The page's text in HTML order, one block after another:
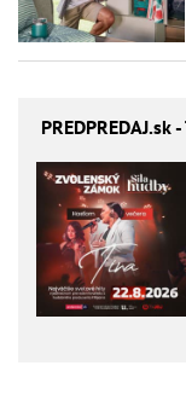
PREDPREDAJ.sk